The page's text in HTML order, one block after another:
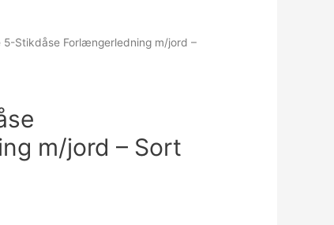
5-Stikdåse Forlængerledning m/jord –
m/jord – Sort